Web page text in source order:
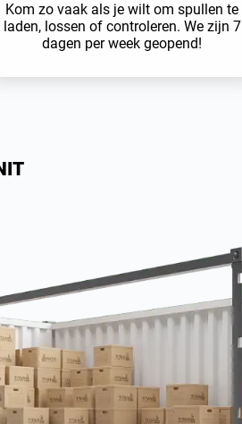
Kom zo vaak als je wilt om spullen te
laden, lossen of controleren. We zijn 7
dagen per week geopend!